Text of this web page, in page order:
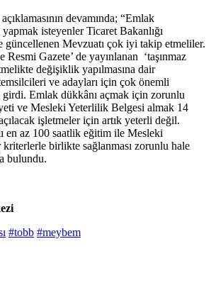
devamında; “Emlak
yapmak isteyenler Ticaret Bakanlığı
güncellenen Mevzuatı çok iyi takip etmeliler.
Gazete’ de yayınlanan ‘taşınmaz
değişiklik yapılmasına dair
ve adayları için çok önemli
Emlak dükkânı açmak için zorunlu
ve Mesleki Yeterlilik Belgesi almak 14
işletmeler için artık yeterli değil.
en az 100 saatlik eğitim ile Mesleki
kriterlerle birlikte sağlanması zorunlu hale
bulundu.
#tobb #meybem